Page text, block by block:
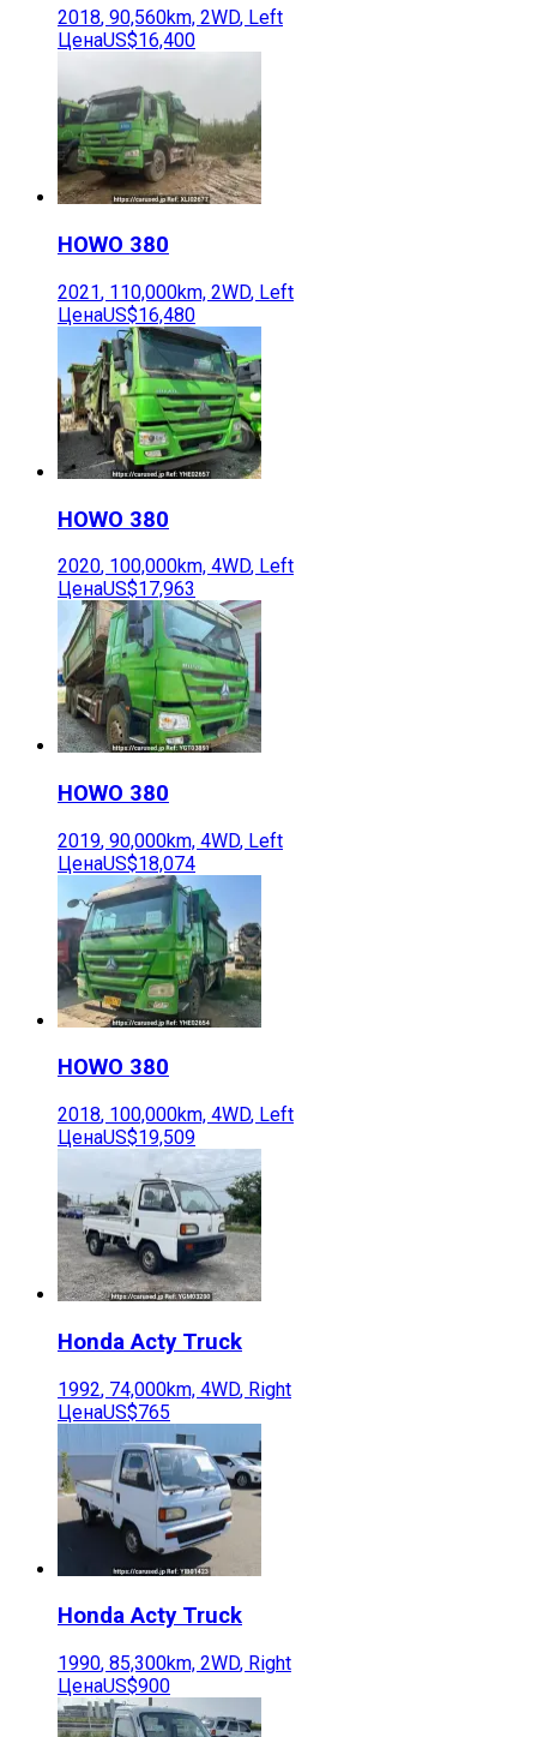
2018, 90,560km, 2WD, Left
ЦенаUS$16,400
HOWO 380
2021, 110,000km, 2WD, Left
ЦенаUS$16,480
HOWO 380
2020, 100,000km, 4WD, Left
ЦенаUS$17,963
HOWO 380
2019, 90,000km, 4WD, Left
ЦенаUS$18,074
HOWO 380
2018, 100,000km, 4WD, Left
ЦенаUS$19,509
Honda Acty Truck
1992, 74,000km, 4WD, Right
ЦенаUS$765
Honda Acty Truck
1990, 85,300km, 2WD, Right
ЦенаUS$900